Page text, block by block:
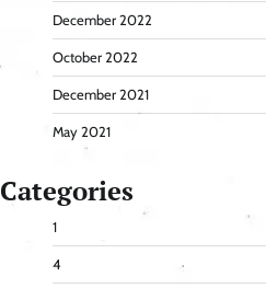
December 2022
October 2022
December 2021
May 2021
Categories
1
4